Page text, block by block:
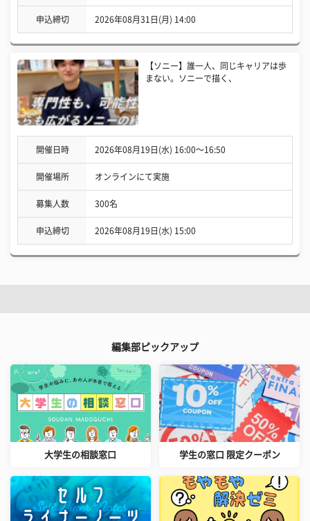
申込締切 2026年08月31日(月) 14:00
【ソニー】誰一人、同じキャリアは歩
まない。ソニーで描く、
開催日時 2026年08月19日(水) 16:00〜16:50
開催場所 オンラインにて実施
募集人数 300名
申込締切 2026年08月19日(水) 15:00
編集部ピックアップ
大学生の相談窓口 学生の窓口 限定クーポン